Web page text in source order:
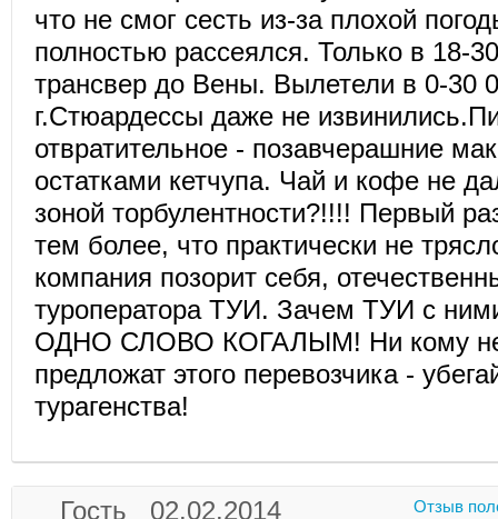
что не смог сесть из-за плохой
полностью рассеялся. Только в 18-
трансвер до Вены. Вылетели в 0-30
г.Стюардессы даже не
отвратительное - позавчерашние
остатками кетчупа. Чай и кофе не
зоной торбулентности?!!!! Первый
тем более, что практически не
компания позорит себя,
туроператора ТУИ. Зачем ТУИ с
ОДНО СЛОВО КОГАЛЫМ! Ни кому не
предложат этого перевозчика -
турагенства!
Гость 02.02.2014 Отзыв